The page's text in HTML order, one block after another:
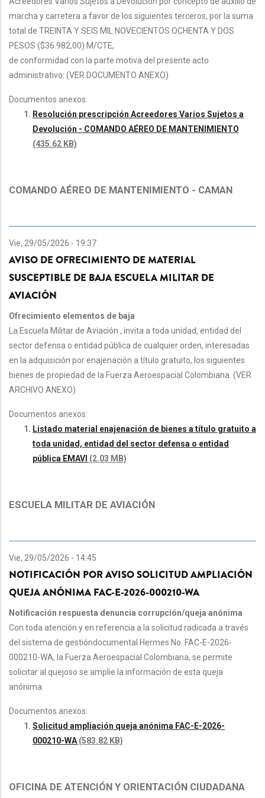
marcha y carretera a favor de los siguientes terceros, por la suma
total de TREINTA Y SEIS MIL NOVECIENTOS OCHENTA Y DOS
PESOS ($36.982,00) M/CTE,
de conformidad con la parte motiva del presente acto
administrativo: (VER DOCUMENTO ANEXO)
Documentos anexos:
Resolución prescripción Acreedores Varios Sujetos a
Devolución - COMANDO AÉREO DE MANTENIMIENTO
(435.62 KB)
COMANDO AÉREO DE MANTENIMIENTO - CAMAN
Vie, 29/05/2026 - 19:37
AVISO DE OFRECIMIENTO DE MATERIAL
SUSCEPTIBLE DE BAJA ESCUELA MILITAR DE
AVIACIÓN
Ofrecimiento elementos de baja
La Escuela Militar de Aviación , invita a toda unidad, entidad del
sector defensa o entidad pública de cualquier orden, interesadas
en la adquisición por enajenación a título gratuito, los siguientes
bienes de propiedad de la Fuerza Aeroespacial Colombiana. (VER
ARCHIVO ANEXO)
Documentos anexos:
Listado material enajenación de bienes a título gratuito a
toda unidad, entidad del sector defensa o entidad
pública EMAVI (2.03 MB)
ESCUELA MILITAR DE AVIACIÓN
Vie, 29/05/2026 - 14:45
NOTIFICACIÓN POR AVISO SOLICITUD AMPLIACIÓN
QUEJA ANÓNIMA FAC-E-2026-000210-WA
Notificación respuesta denuncia corrupción/queja anónima
Con toda atención y en referencia a la solicitud radicada a través
del sistema de gestióndocumental Hermes No. FAC-E-2026-
000210-WA, la Fuerza Aeroespacial Colombiana, se permite
solicitar al quejoso se amplie la información de esta queja
anónima.
Documentos anexos:
Solicitud ampliación queja anónima FAC-E-2026-
000210-WA (583.82 KB)
OFICINA DE ATENCIÓN Y ORIENTACIÓN CIUDADANA